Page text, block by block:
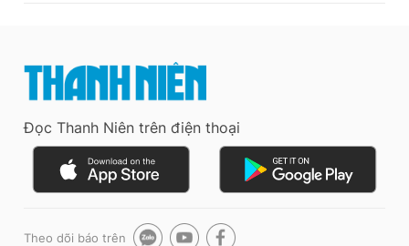
Đọc Thanh Niên trên điện thoại
Theo dõi báo trên